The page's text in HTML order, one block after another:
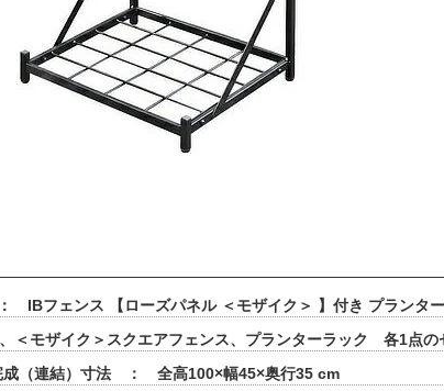
IBフェンス 【ローズパネル ＜モザイク＞ 】付き プランタ
＜モザイク＞スクエアフェンス、プランターラック 各1点の
成（連結）寸法 ： 全高100×幅45×奥行35 cm